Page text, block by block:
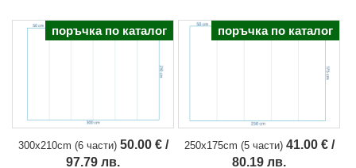
поръчка по каталог
300x210cm (6 части) 50.00 € /
97.79 лв.
поръчка по каталог
250x175cm (5 части) 41.00 € /
80.19 лв.